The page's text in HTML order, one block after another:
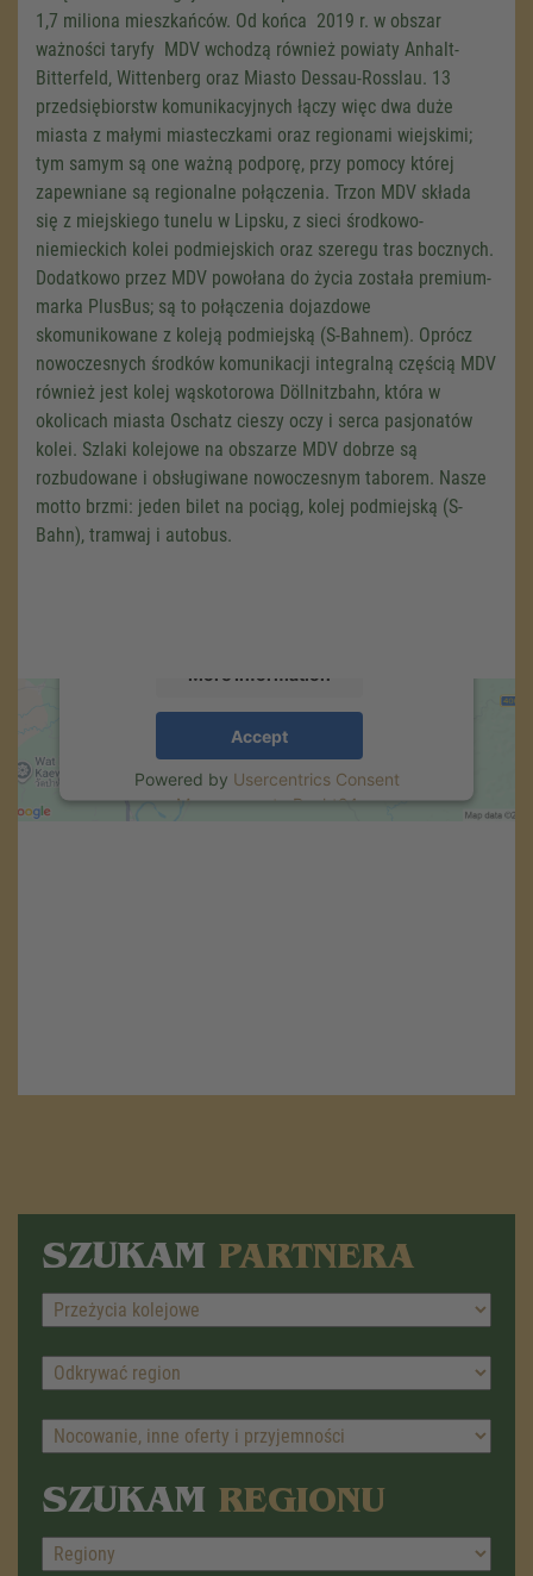
SZUKAM PARTNERA
SZUKAM REGIONU
1,7 miliona mieszkańców. Od końca 2019 r. w obszar
ważności taryfy MDV wchodzą również powiaty Anhalt-
Bitterfeld, Wittenberg oraz Miasto Dessau-Rosslau. 13
przedsiębiorstw komunikacyjnych łączy więc dwa duże
miasta z małymi miasteczkami oraz regionami wiejskimi;
tym samym są one ważną podporę, przy pomocy której
zapewniane są regionalne połączenia. Trzon MDV składa
się z miejskiego tunelu w Lipsku, z sieci środkowo-
niemieckich kolei podmiejskich oraz szeregu tras bocznych.
Dodatkowo przez MDV powołana do życia została premium-
marka PlusBus; są to połączenia dojazdowe
skomunikowane z koleją podmiejską (S-Bahnem). Oprócz
nowoczesnych środków komunikacji integralną częścią MDV
również jest kolej wąskotorowa Döllnitzbahn, która w
okolicach miasta Oschatz cieszy oczy i serca pasjonatów
kolei. Szlaki kolejowe na obszarze MDV dobrze są
rozbudowane i obsługiwane nowoczesnym taborem. Nasze
motto brzmi: jeden bilet na pociąg, kolej podmiejską (S-
Bahn), tramwaj i autobus.
We need your consent to load the
Google Maps service!
We use a third party service to embed map
Accept
Powered by Usercentrics Consent
Management.eRecht24